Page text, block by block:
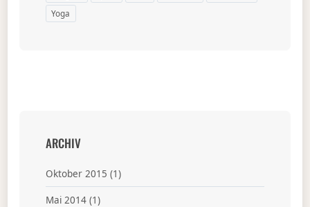
Yoga
ARCHIV
Oktober 2015 (1)
Mai 2014(1)